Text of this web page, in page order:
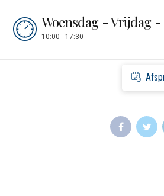
Woensdag - Vrijdag
10:00 - 17:30